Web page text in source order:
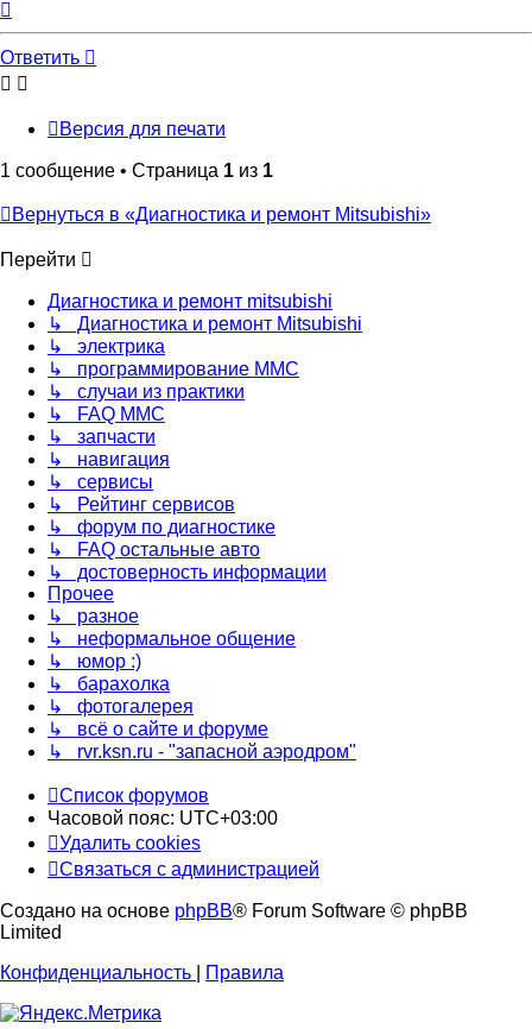
началу
Ответить
Версия для печати
1 сообщение • Страница 1 из 1
Вернуться в «Диагностика и ремонт Mitsubishi»
Перейти
Диагностика и ремонт mitsubishi
↳ Диагностика и ремонт Mitsubishi
↳ электрика
↳ программирование MMC
↳ случаи из практики
↳ FAQ MMC
↳ запчасти
↳ навигация
↳ сервисы
↳ Рейтинг сервисов
↳ форум по диагностике
↳ FAQ остальные авто
↳ достоверность информации
Прочее
↳ разное
↳ неформальное общение
↳ юмор :)
↳ барахолка
↳ фотогалерея
↳ всё о сайте и форуме
↳ rvr.ksn.ru - "запасной аэродром"
Список форумов
Часовой пояс: UTC+03:00
Удалить cookies
Связаться с администрацией
Создано на основе phpBB® Forum Software © phpBB
Limited
Конфиденциальность
Правила